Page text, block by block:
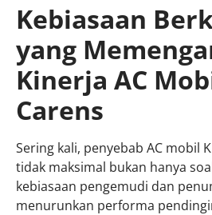
Kebiasaan
yang
Kinerja AC
Carens
Sering kali, penyebab AC mobil
tidak maksimal bukan hanya
kebiasaan pengemudi dan
menurunkan performa